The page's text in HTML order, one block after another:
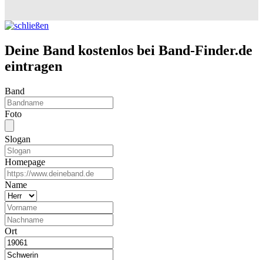
Deine Band kostenlos bei Band-Finder.de
eintragen
Band
Foto
Slogan
Homepage
Name
Ort